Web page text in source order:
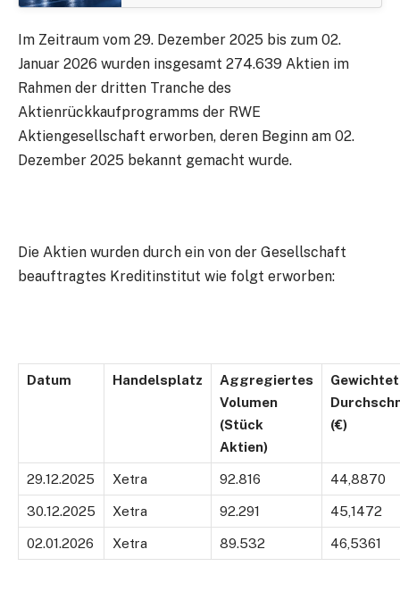
Im Zeitraum vom 29. Dezember 2025 bis zum 02.
Januar 2026 wurden insgesamt 274.639 Aktien im
Rahmen der dritten Tranche des
Aktienrückkaufprogramms der RWE
Aktiengesellschaft erworben, deren Beginn am 02.
Dezember 2025 bekannt gemacht wurde.
Die Aktien wurden durch ein von der Gesellschaft
beauftragtes Kreditinstitut wie folgt erworben:
Datum Handelsplatz
Aggregiertes
Volumen
(Stück
Aktien)
(€)
29.12.2025 Xetra 92.816 44,8870
30.12.2025 Xetra 92.291 45,1472
02.01.2026 Xetra 89.532 46,5361